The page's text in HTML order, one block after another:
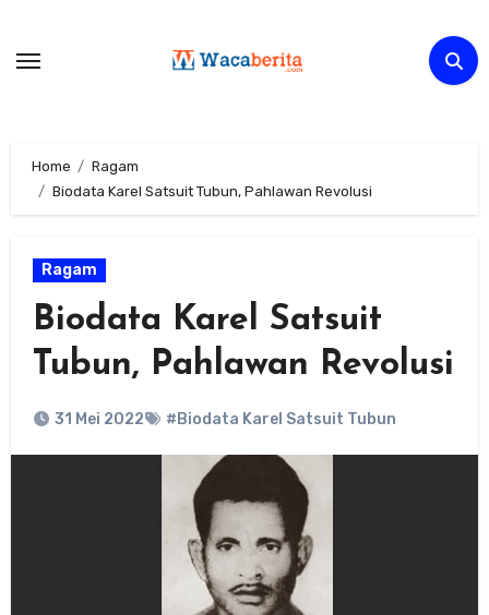
content
Home
Ragam
Biodata Karel Satsuit Tubun, Pahlawan Revolusi
Ragam
Biodata Karel Satsuit
Tubun, Pahlawan Revolusi
31 Mei 2022 #Biodata Karel Satsuit Tubun